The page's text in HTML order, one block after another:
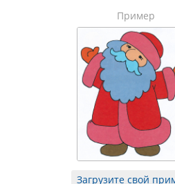
Пример
Загрузите свой